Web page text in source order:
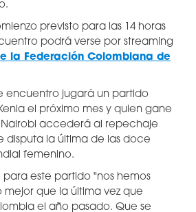
previsto para las 14 horas
podrá verse por streaming
la Federación Colombiana de
encuentro jugará un partido
el próximo mes y quien gane
accederá al repechaje
disputa la última de las doce
femenino.
para este partido "nos hemos
que la última vez que
el año pasado. Que se